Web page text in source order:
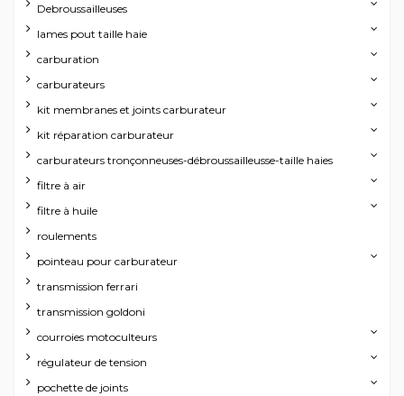
Debroussailleuses
lames pout taille haie
carburation
carburateurs
kit membranes et joints carburateur
kit réparation carburateur
carburateurs tronçonneuses-débroussailleusse-taille haies
filtre à air
filtre à huile
roulements
pointeau pour carburateur
transmission ferrari
transmission goldoni
courroies motoculteurs
régulateur de tension
pochette de joints